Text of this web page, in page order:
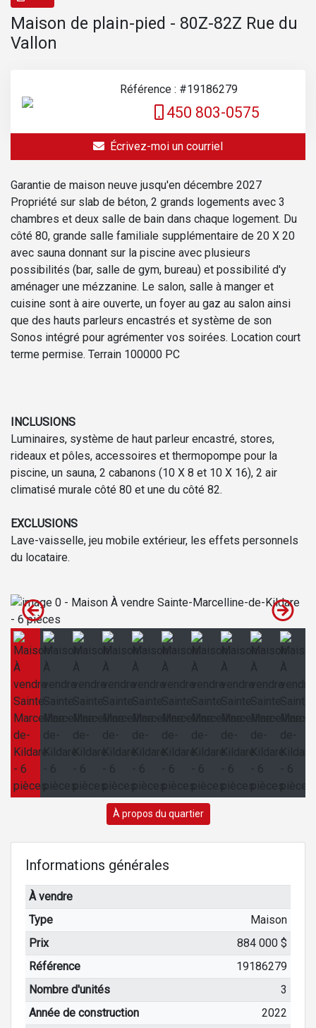
Maison de plain-pied - 80Z-82Z Rue du
Vallon
Référence : #19186279
450 803-0575
Écrivez-moi un courriel
Garantie de maison neuve jusqu'en décembre 2027
Propriété sur slab de béton, 2 grands logements avec 3
chambres et deux salle de bain dans chaque logement. Du
côté 80, grande salle familiale supplémentaire de 20 X 20
avec sauna donnant sur la piscine avec plusieurs
possibilités (bar, salle de gym, bureau) et possibilité d'y
aménager une mézzanine. Le salon, salle à manger et
cuisine sont à aire ouverte, un foyer au gaz au salon ainsi
que des hauts parleurs encastrés et système de son
Sonos intégré pour agrémenter vos soirées. Location court
terme permise. Terrain 100000 PC
INCLUSIONS
Luminaires, système de haut parleur encastré, stores,
rideaux et pôles, accessoires et thermopompe pour la
piscine, un sauna, 2 cabanons (10 X 8 et 10 X 16), 2 air
climatisé murale côté 80 et une du côté 82.
EXCLUSIONS
Lave-vaisselle, jeu mobile extérieur, les effets personnels
du locataire.
À propos du quartier
Informations générales
À vendre
Type
Maison
Prix
884 000 $
Référence
19186279
Nombre d'unités
3
Année de construction
2022